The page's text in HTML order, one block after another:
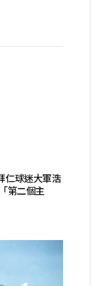
仁球迷大軍浩
第二個主